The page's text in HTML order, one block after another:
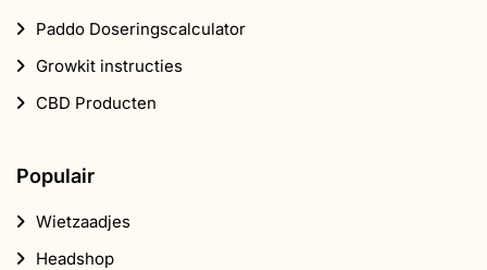
Paddo Doseringscalculator
Growkit instructies
CBD Producten
Populair
Wietzaadjes
Headshop